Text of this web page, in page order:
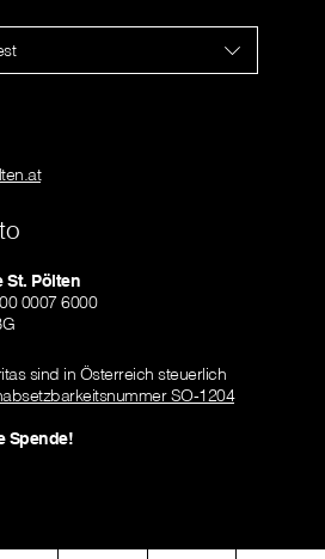
St. Pölten
0007 6000
sind in Österreich steuerlich
SO-1204
Spende!